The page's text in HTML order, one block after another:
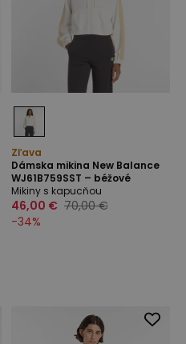
Zľava
Dámska mikina New Balance
WJ61B759SST – béžové
Mikiny s kapucňou
46,00 € 70,00 €
-34%